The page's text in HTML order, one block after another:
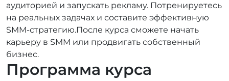
аудиторией и запускать рекламу. Потренируетесь
на реальных задачах и составите эффективную
SMM-стратегию.После курса сможете начать
карьеру в SMM или продвигать собственный
бизнес.
Программа курса